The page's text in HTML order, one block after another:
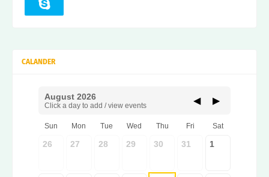
CALANDER
August 2026
Click a day to add / view events ◀ ▶
Sun Mon Tue Wed Thu Fri Sat
26 27 28 29 30 31 1